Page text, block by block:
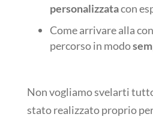
personalizzatacon
Come arrivare alla
percorso in modo
Non vogliamo svelarti
stato realizzato proprio